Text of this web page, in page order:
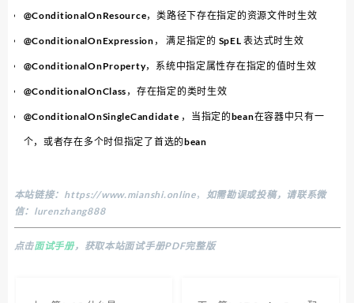
@ConditionalOnResource，类路径下存在指定的资源文件时生效
@ConditionalOnExpression， 满足指定的 SpEL 表达式时生效
@ConditionalOnProperty，系统中指定属性存在指定的值时生效
@ConditionalOnClass，存在指定的类时生效
@ConditionalOnSingleCandidate ，当指定的bean在容器中只有一
个，或者存在多个时但指定了首选的bean
本站链接： https://www.mianshi.online，
如需勘误或投稿，请联系微
信：lurenzhang888
点击面试手册，获取本站面试手册PDF完整版